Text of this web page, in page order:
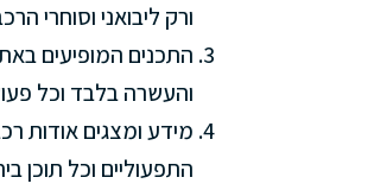
ורק ליבואני וסוחרי
התכנים המופיעים
והעשרה בלבד וכל
מידע ומצגים אודות
התפעוליים וכל תוכן